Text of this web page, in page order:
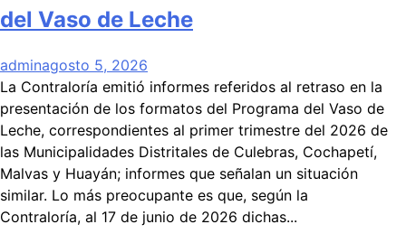
del Vaso de Leche
adminagosto 5, 2026
La Contraloría emitió informes referidos al retraso en la
presentación de los formatos del Programa del Vaso de
Leche, correspondientes al primer trimestre del 2026 de
las Municipalidades Distritales de Culebras, Cochapetí,
Malvas y Huayán; informes que señalan un situación
similar. Lo más preocupante es que, según la
Contraloría, al 17 de junio de 2026 dichas...